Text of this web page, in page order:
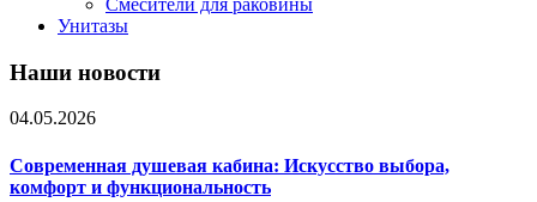
Смесители для раковины
Унитазы
Наши новости
04.05.2026
Современная душевая кабина: Искусство выбора,
комфорт и функциональность